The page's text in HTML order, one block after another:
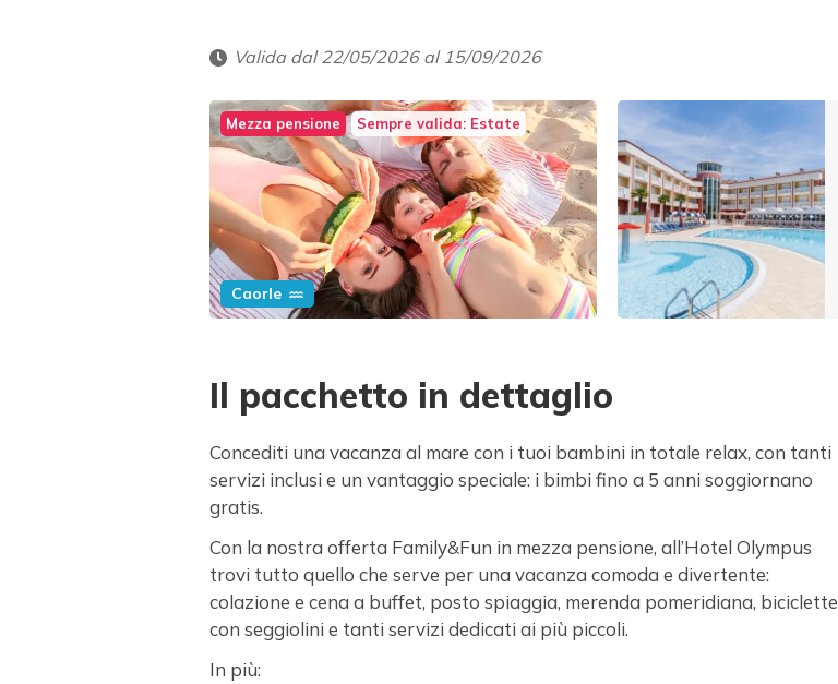
Valida dal 22/05/2026 al 15/09/2026
Mezza pensione Sempre valida: Estate
Caorle
Il pacchetto in dettaglio
Concediti una vacanza al mare con i tuoi bambini in totale relax, con tanti
servizi inclusi e un vantaggio speciale: i bimbi fino a 5 anni soggiornano
gratis.
Con la nostra offerta Family&Fun in mezza pensione, all’Hotel Olympus
trovi tutto quello che serve per una vacanza comoda e divertente:
colazione e cena a buffet, posto spiaggia, merenda pomeridiana, biciclette
con seggiolini e tanti servizi dedicati ai più piccoli.
In più: